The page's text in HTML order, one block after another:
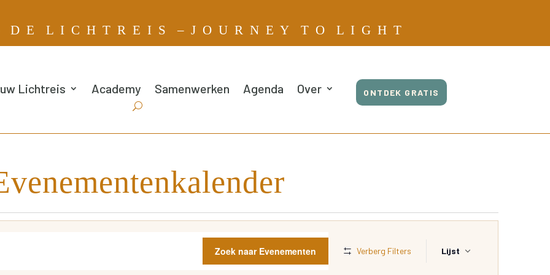
D E L I C H T R E I S – J O U R N E Y T O L I G H T
Lichtreis Academy Samenwerken Agenda Over ONTDEK GRATIS
Zoek naar Evenementen Verberg Filters
weergaven
Lijst